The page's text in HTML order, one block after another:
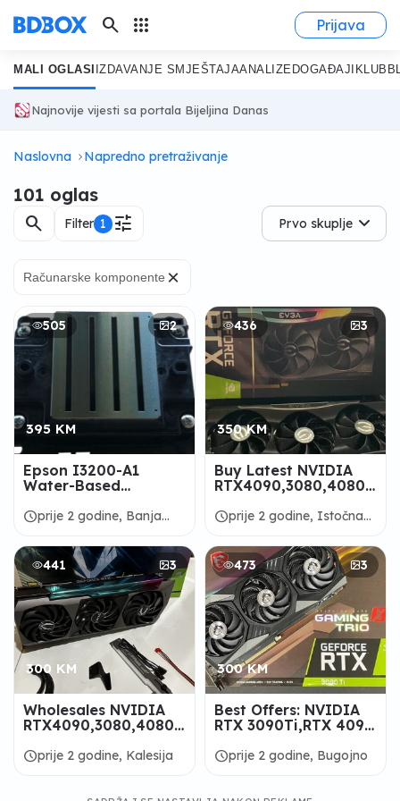
search apps Prijava
MALI OGLASI IZDAVANJE SMJEŠTAJAANALIZE DOGAĐAJI KLUB
Najnovije vijesti sa portala Bijeljina Danas
Naslovna Napredno pretraživanje
101 oglas
search Filter 1 tune Prvo skuplje
Računarske komponente ×
505 2
395 KM
Epson I3200-A1
Water-Based
MITRAPRINT
scheduleprije 2 godine, Banja
436 3
350 KM
Buy Latest NVIDIA
scheduleprije 2 godine, Istočna
441
3
300 KM
Wholesales NVIDIA
RTX4090,3080,4080,GeForce
scheduleprije 2 godine, Kalesija
473 3
300 KM
Best Offers: NVIDIA
RTX 3090Ti,RTX 4090
RX7900
scheduleprije 2 godine, Bugojno